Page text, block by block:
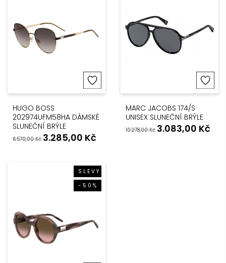
HUGO BOSS
202974UFM58HA DÁMSKÉ
SLUNEČNÍ BRÝLE
6.570,00Kč 3.285,00 Kč
MARC JACOBS 174/S
UNISEX SLUNEČNÍ BRÝLE
10.278,00Kč 3.083,00 Kč
SLEVY
-50%